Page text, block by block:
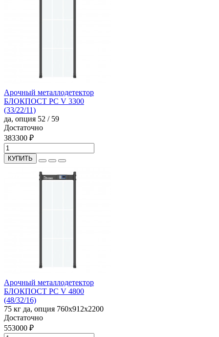
Арочный металлодетектор
БЛОКПОСТ PC V 3300
(33/22/11)
да, опция 52 / 59
Достаточно
383300 ₽
КУПИТЬ
Арочный металлодетектор
БЛОКПОСТ PC V 4800
(48/32/16)
75 кг да, опция 760x912x2200
Достаточно
553000 ₽